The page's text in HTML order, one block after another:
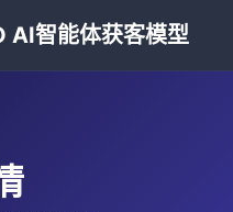
AI智能体获客模型